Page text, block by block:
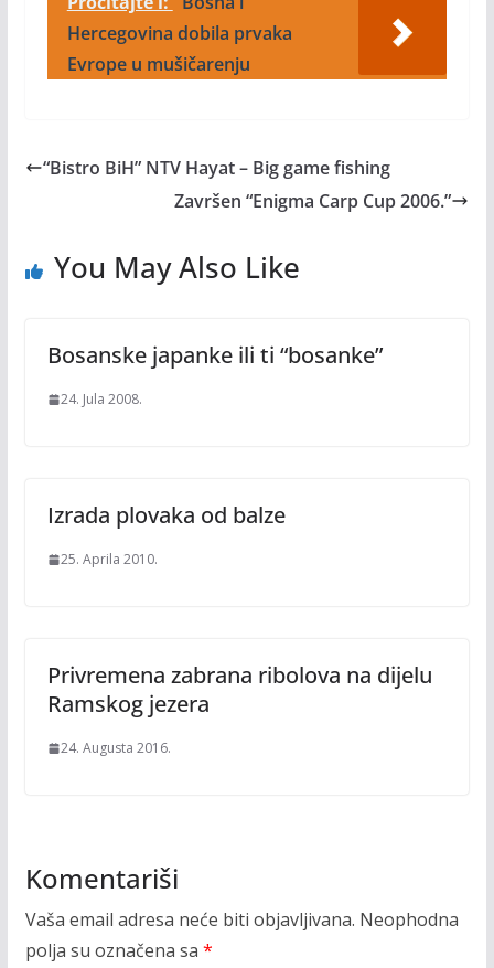
Hercegovina dobila prvaka
Evrope u mušičarenju
“Bistro BiH” NTV Hayat – Big game fishing
Završen “Enigma Carp Cup 2006.”
You May Also Like
Bosanske japanke ili ti “bosanke”
24. Jula 2008.
Izrada plovaka od balze
25. Aprila 2010.
Privremena zabrana ribolova na dijelu
Ramskog jezera
24. Augusta 2016.
Komentariši
Vaša email adresa neće biti objavljivana. Neophodna
polja su označena sa *